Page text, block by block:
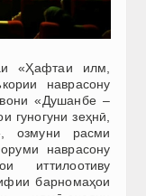
«Ҳафтаи илм,
наврасону
«Душанбе –
гуногуни зеҳнӣ,
озмуни расми
наврасону
иттилоотиву
барномаҳои